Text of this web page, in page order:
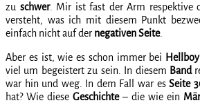
zu schwer. Mir ist fast der Arm respektive
versteht, was ich mit diesem Punkt
einfach nicht auf der negativen Seite.
Aber es ist, wie es schon immer bei Hellboy
viel um begeistert zu sein. In diesem Band
war hin und weg. In dem Fall war esSeite
hat? Wie diese Geschichte– die wie ein